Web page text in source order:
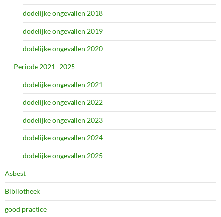
dodelijke ongevallen 2018
dodelijke ongevallen 2019
dodelijke ongevallen 2020
Periode 2021 -2025
dodelijke ongevallen 2021
dodelijke ongevallen 2022
dodelijke ongevallen 2023
dodelijke ongevallen 2024
dodelijke ongevallen 2025
Asbest
Bibliotheek
good practice